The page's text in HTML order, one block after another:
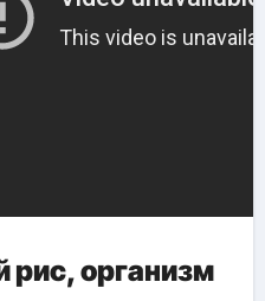
организм